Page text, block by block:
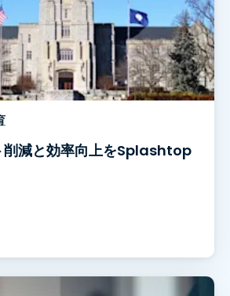
削減と効率向上をSplashtop